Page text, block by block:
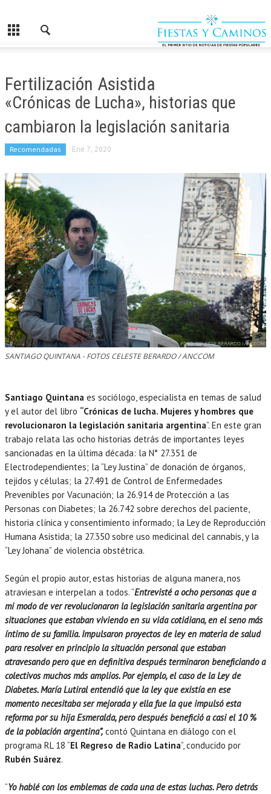
Fertilización Asistida
«Crónicas de Lucha», historias que
cambiaron la legislación sanitaria
Recomendadas Ene 7, 2020
SANTIAGO QUINTANA - FOTOS CELESTE BERARDO / ANCCOM
Santiago Quintana es sociólogo, especialista en temas de salud
y el autor del libro “Crónicas de lucha. Mujeres y hombres que
revolucionaron la legislación sanitaria argentina”. En este gran
trabajo relata las ocho historias detrás de importantes leyes
sancionadas en la última década: la N° 27.351 de
Electrodependientes; la “Ley Justina” de donación de órganos,
tejidos y células; la 27.491 de Control de Enfermedades
Prevenibles por Vacunación; la 26.914 de Protección a las
Personas con Diabetes; la 26.742 sobre derechos del paciente,
historia clínica y consentimiento informado; la Ley de Reproducción
Humana Asistida; la 27.350 sobre uso medicinal del cannabis, y la
“Ley Johana” de violencia obstétrica.
Según el propio autor, estas historias de alguna manera, nos
atraviesan e interpelan a todos. “Entrevisté a ocho personas que a
mi modo de ver revolucionaron la legislación sanitaria argentina por
situaciones que estaban viviendo en su vida cotidiana, en el seno más
íntimo de su familia. Impulsaron proyectos de ley en materia de salud
para resolver en principio la situación personal que estaban
atravesando pero que en definitiva después terminaron beneficiando a
colectivos muchos más amplios. Por ejemplo, el caso de la Ley de
Diabetes. María Lutiral entendió que la ley que existía en ese
momento necesitaba ser mejorada y ella fue la que impulsó esta
reforma por su hija Esmeralda, pero después benefició a casi el 10 %
de la población argentina”, contó Quintana en diálogo con el
programa RL 18 “El Regreso de Radio Latina”, conducido por
Rubén Suárez.
“Yo hablé con los emblemas de cada una de estas luchas. Pero detrás